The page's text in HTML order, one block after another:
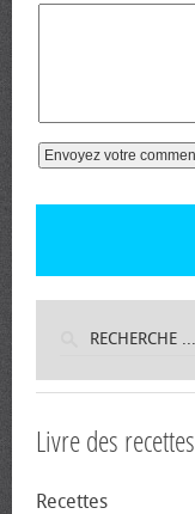
Livre des recettes
Recettes